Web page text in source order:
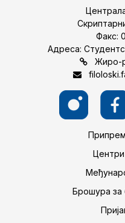
Факс:
Адреса:
Жиро-
Центри
Брошура за